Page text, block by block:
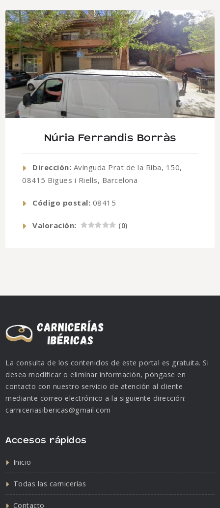
Núria Ferrandis Borràs
Dirección: Avinguda Prat de la Riba, 150,
08415 Bigues i Riells, Barcelona
Código postal: 08415
Valoración: (0)
La consulta de los contenidos de este portal es gratuita. Si
desea modificar o eliminar información, póngase en
contacto con nuestro servicio de atención al cliente
mediante correo electrónico a la siguiente dirección:
carniceriasibericas@gmail.com
Accesos rápidos
Inicio
Todas las carnicerías
Contacto